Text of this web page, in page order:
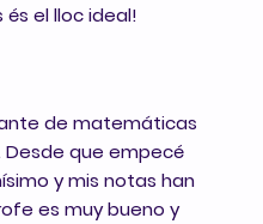
és el lloc ideal!
de matemáticas
Desde que empecé
y mis notas han
es muy bueno y